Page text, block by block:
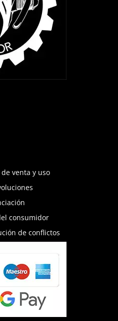
venta y uso
consumidor
de conflictos